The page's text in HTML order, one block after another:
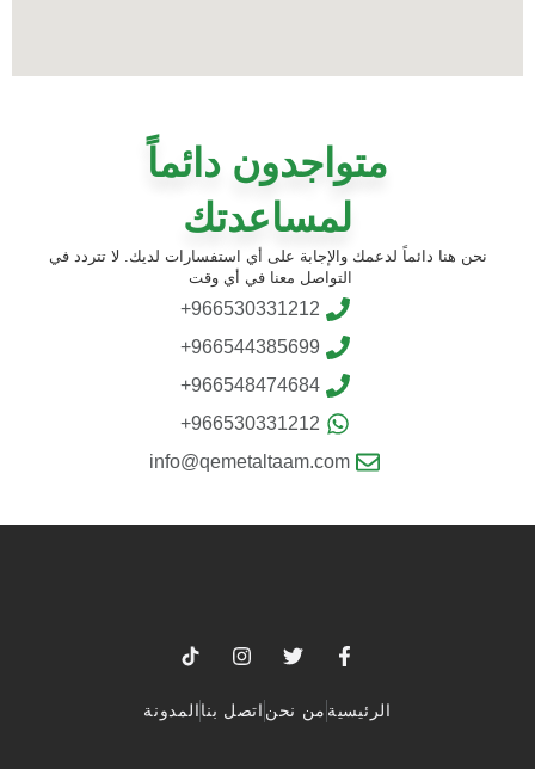
متواجدون دائماً
لمساعدتك
نحن هنا دائماً لدعمك والإجابة على أي استفسارات لديك. لا تتردد في
التواصل معنا في أي وقت
966530331212+
966544385699+
966548474684+
966530331212+
info@qemetaltaam.com
الرئيسية من نحن اتصل بناالمدونة